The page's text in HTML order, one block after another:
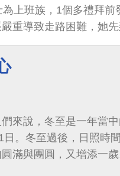
上班族，1個多禮拜前
重導致走路困難，她
造成大腸阻塞，引起
來說，冬至是一年當
日。冬至過後，日照時
滿與團圓，又增添一歲